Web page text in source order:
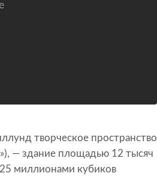
творческое пространство
— здание площадью 12 тысяч
миллионами кубиков